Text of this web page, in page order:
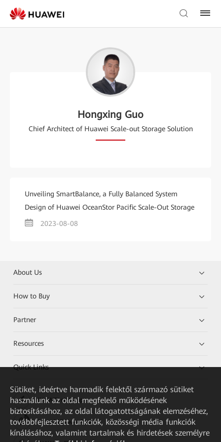
Hongxing Guo
Chief Architect of Huawei Scale-out Storage Solution
Unveiling SmartBalance, a Fully Balanced System
Design of Huawei OceanStor Pacific Scale-Out Storage
2023-08-08
About Us
How to Buy
Partner
Resources
Quick Links
HUAWEI eKit App
Huawei HiKnow App
Sütiket, ideértve harmadik felektől származó sütiket
használunk az oldal megfelelő működésének
biztosításához, az oldal látogatottságának elemzéséhez,
továbbfejlesztett funkciók, közösségi média funkciók
kínálásához, valamint tartalmak és hirdetések személyre